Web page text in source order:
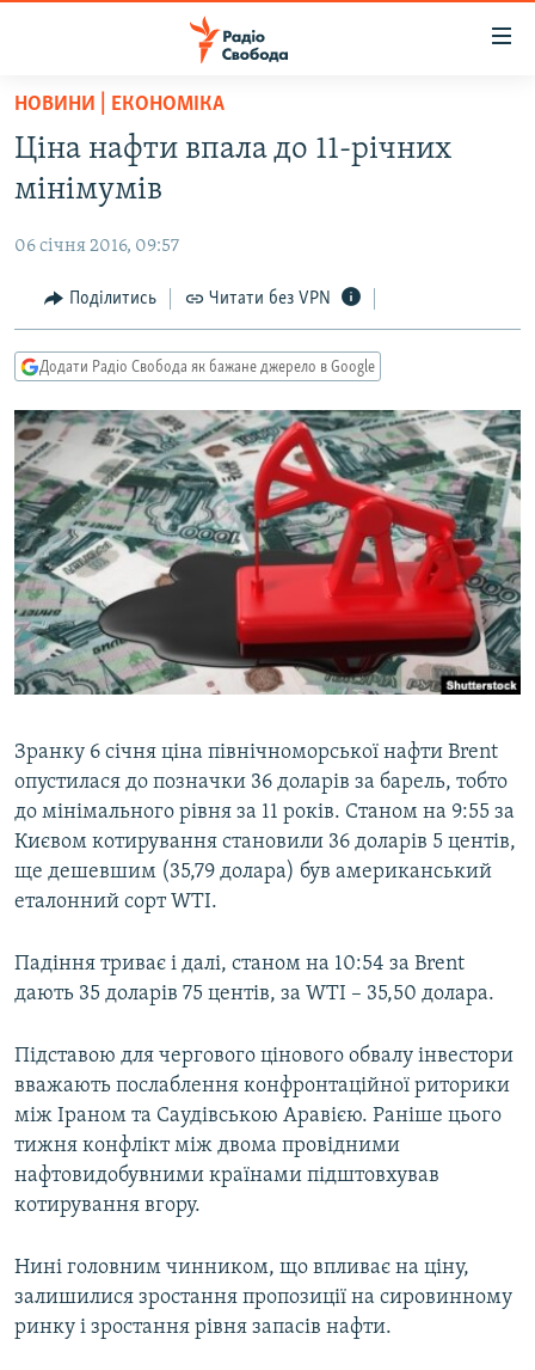
Перейти
основного
матеріалу
до
навігації
Перейти
до
РАДІО СВОБОДА – 70 РОКІВ
ВСЕ ЗА ДОБУ
ПОЛІТИКА
ЕКОНОМІКА
КУЛЬТУРА
СПОРТ
УКРАЇНА
СВІТ
ВІЙНА
РОСІЙСЬКА «ФІЛЬТРАЦІЯ»
КРИМ.РЕАЛІЇ
ТИ ЯК?
СХЕМИ
КИТАЙ.ВИКЛИКИ
МУЛЬТИМЕДІА
ФОТО
СПЕЦПРОЄКТИ
ПОДКАСТИ
КРИМ РЕАЛІЇ
РУС
УКР
КТАТ
Усі сайти RFE/RL
НОВИНИ | ЕКОНОМІКА
Ціна нафти впала до 11-річних
мінімумів
06 січня 2016, 09:57
Поділитись Читати без VPN
Додати Радіо Свобода як бажане джерело в Google
Зранку 6 січня ціна північноморської нафти Brent
опустилася до позначки 36 доларів за барель, тобто
до мінімального рівня за 11 років. Станом на 9:55 за
Києвом котирування становили 36 доларів 5 центів,
ще дешевшим (35,79 долара) був американський
еталонний сорт WTI.
Падіння триває і далі, станом на 10:54 за Brent
дають 35 доларів 75 центів, за WTI – 35,50 долара.
Підставою для чергового цінового обвалу інвестори
вважають послаблення конфронтаційної риторики
між Іраном та Саудівською Аравією. Раніше цього
тижня конфлікт між двома провідними
нафтовидобувними країнами підштовхував
котирування вгору.
Нині головним чинником, що впливає на ціну,
залишилися зростання пропозиції на сировинному
ринку і зростання рівня запасів нафти.